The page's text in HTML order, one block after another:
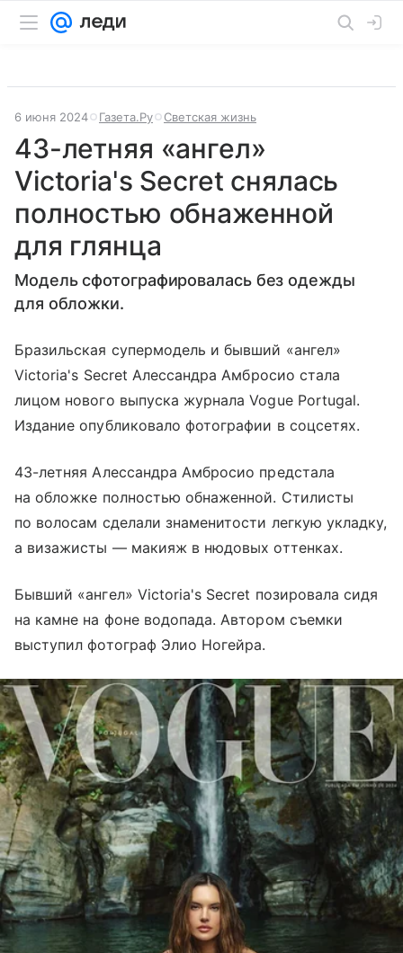
6 июня 2024 Газета.Ру Светская жизнь
43-летняя «ангел»
Victoria's Secret снялась
полностью обнаженной
для глянца
Модель сфотографировалась без одежды
для обложки.
Бразильская супермодель и бывший «ангел»
Victoria's Secret Алессандра Амбросио стала
лицом нового выпуска журнала Vogue Portugal.
Издание опубликовало фотографии в соцсетях.
43-летняя Алессандра Амбросио предстала
на обложке полностью обнаженной. Стилисты
по волосам сделали знаменитости легкую укладку,
а визажисты — макияж в нюдовых оттенках.
Бывший «ангел» Victoria's Secret позировала сидя
на камне на фоне водопада. Автором съемки
выступил фотограф Элио Ногейра.